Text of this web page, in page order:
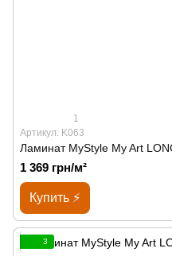
1
Артикул: K063
Ламинат MyStyle My Art
1 369 грн/м²
Купить ⚡
3